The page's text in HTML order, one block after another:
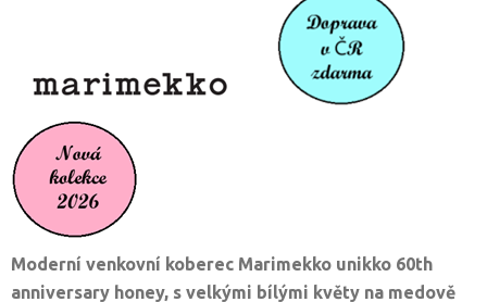
Moderní venkovní koberec Marimekko unikko 60th
anniversary honey, s velkými bílými květy na medově